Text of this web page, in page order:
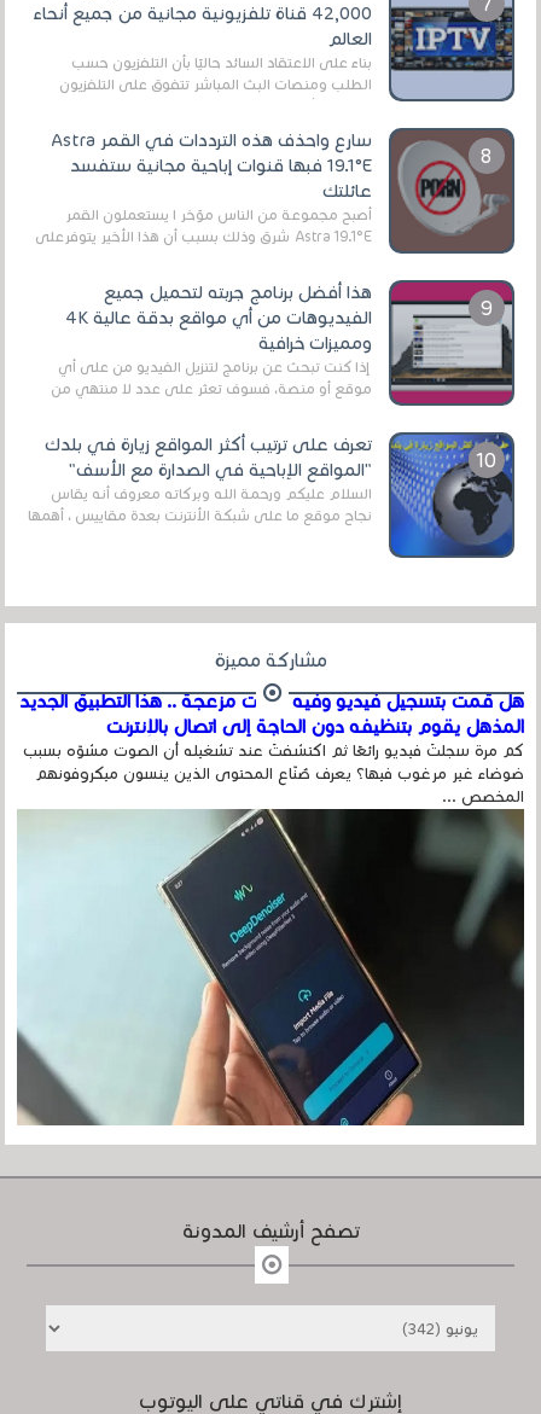
42,000 قناة تلفزيونية مجانية من جميع أنحاء
العالم
بناءً على الاعتقاد السائد حاليًا بأن التلفزيون حسب
الطلب ومنصات البث المباشر تتفوق على التلفزيون
الرقمي الأرضي التقليدي، يُعدّ IPTV-org خيار...
سارع واحذف هذه الترددات في القمر Astra
19.1°E فبها قنوات إباحية مجانية ستفسد
عائلتك
أصبح مجموعة من الناس مؤخر ا يستعملون القمر
Astra 19.1°E شرق وذلك بسبب أن هذا الأخير يتوفرعلى
هذا أفضل برنامج جربته لتحميل جميع
الفيديوهات من أي مواقع بدقة عالية 4K
ومميزات خرافية
إذا كنت تبحث عن برنامج لتنزيل الفيديو من على أي
موقع أو منصة، فسوف تعثر على عدد لا منتهي من
تعرف على ترتيب أكثر المواقع زيارة في بلدك
"المواقع الإباحية في الصدارة مع الأسف"
السلام عليكم ورحمة الله وبركاته معروف أنه يقاس
نجاح موقع ما على شبكة الأنترنت بعدة مقاييس ، أهمها
مشاركة مميزة
هل قمت بتسجيل فيديو وفيه أصوت مزعجة .. هذا التطبيق الجديد
المذهل يقوم بتنظيفه دون الحاجة إلى اتصال بالإنترنت
كم مرة سجلتَ فيديو رائعًا ثم اكتشفتَ عند تشغيله أن الصوت مشوّه بسبب
ضوضاء غير مرغوب فيها؟ يعرف صُنّاع المحتوى الذين ينسون ميكروفونهم
المخصص ...
تصفح أرشيف المدونة
إشترك في قناتي على اليوتوب